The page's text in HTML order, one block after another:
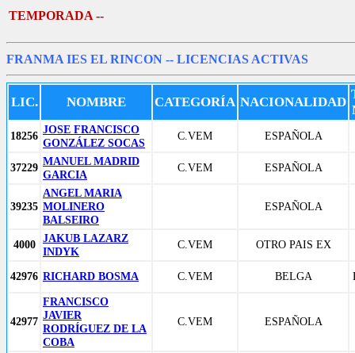
TEMPORADA --
FRANMA IES EL RINCON -- LICENCIAS ACTIVAS
LIC. NOMBRE CATEGORÍA NACIONALIDAD
18256 JOSE FRANCISCO
GONZÁLEZ SOCAS
C.VEM ESPAÑOLA
37229 MANUEL MADRID
GARCIA
C.VEM ESPAÑOLA
39235
ANGEL MARIA
MOLINERO
BALSEIRO
ESPAÑOLA
4000 JAKUB LAZARZ
INDYK
C.VEM OTRO PAIS EX
42976 RICHARD BOSMA C.VEM BELGA
42977
FRANCISCO
JAVIER
RODRÍGUEZ DE LA
COBA
C.VEM ESPAÑOLA